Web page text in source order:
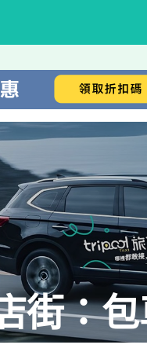
街：